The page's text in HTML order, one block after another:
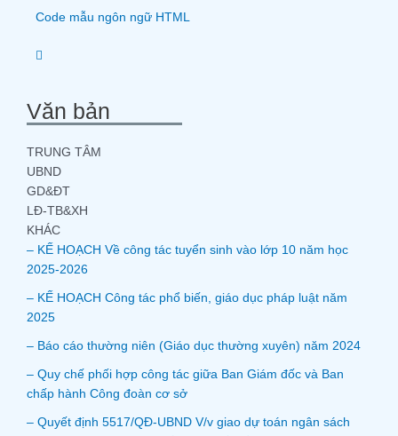
Code mẫu ngôn ngữ HTML
Văn bản
TRUNG TÂM
UBND
GD&ĐT
LĐ-TB&XH
KHÁC
– KẾ HOẠCH Về công tác tuyển sinh vào lớp 10 năm học
2025-2026
– KẾ HOẠCH Công tác phổ biến, giáo dục pháp luật năm
2025
– Báo cáo thường niên (Giáo dục thường xuyên) năm 2024
– Quy chế phối hợp công tác giữa Ban Giám đốc và Ban
chấp hành Công đoàn cơ sở
– Quyết định 5517/QĐ-UBND V/v giao dự toán ngân sách